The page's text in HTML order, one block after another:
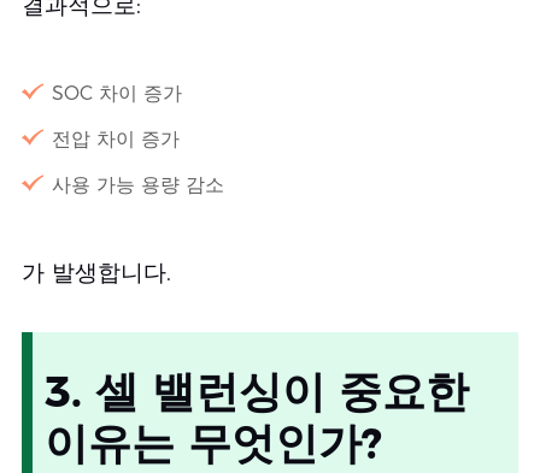
SOC 차이 증가
전압 차이 증가
사용 가능 용량 감소
가 발생합니다.
3. 셀 밸런싱이 중요한
이유는 무엇인가?